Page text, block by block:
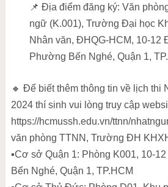
📌 Địa điểm đăng ký: Văn
ngữ (K.001), Trường Đại học
Nhân văn, ĐHQG-HCM, 10-12
Phường Bến Nghé, Quận 1,
🔸 Để biết thêm thông tin về lịch thi
2024 thí sinh vui lòng truy cập
https://hcmussh.edu.vn/ttnn/
văn phòng TTNN, Trường ĐH
▪️Cơ sở Quận 1: Phòng K001, 10-
Bến Nghé, Quận 1, TP.HCM